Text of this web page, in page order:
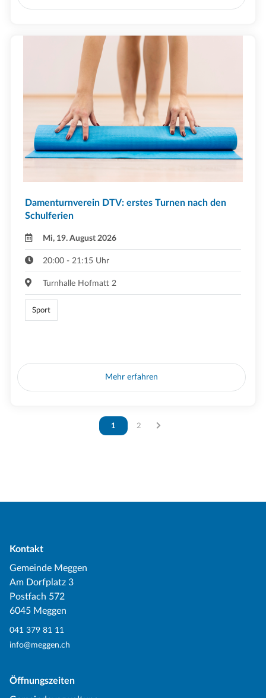
Damenturnverein DTV: erstes Turnen nach den
Schulferien
Mi, 19. August 2026
20:00 - 21:15 Uhr
Turnhalle Hofmatt 2
Sport
Mehr erfahren
Vous êtes sur la page
1 Vous êtes sur la page
2
Kontakt
Gemeinde Meggen
Am Dorfplatz 3
Postfach 572
6045 Meggen
041 379 81 11
info@meggen.ch
Öffnungszeiten